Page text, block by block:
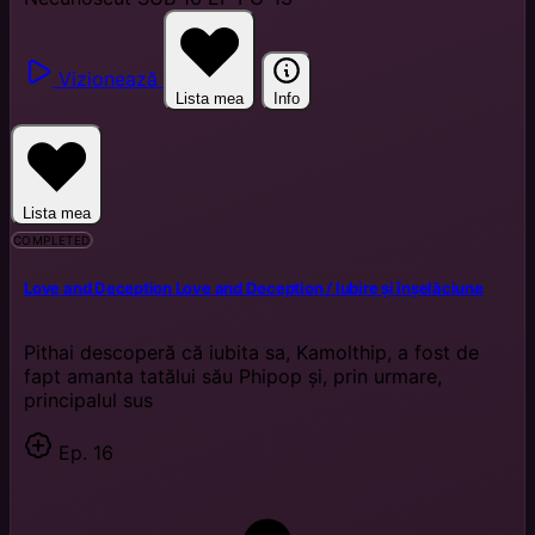
Vizionează
Lista mea Info
Lista mea
COMPLETED
Love and DeceptionLove and Deception / Iubire și înșelăciune
Pithai descoperă că iubita sa, Kamolthip, a fost de
fapt amanta tatălui său Phipop și, prin urmare,
principalul sus
Ep. 16